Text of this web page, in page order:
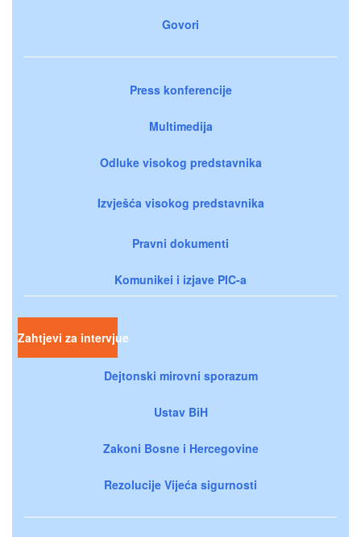
Govori
Press konferencije
Multimedija
Odluke visokog predstavnika
Izvješća visokog predstavnika
Pravni dokumenti
Komunikei i izjave PIC-a
Zahtjevi za intervjue
Dejtonski mirovni sporazum
Ustav BiH
Zakoni Bosne i Hercegovine
Rezolucije Vijeća sigurnosti